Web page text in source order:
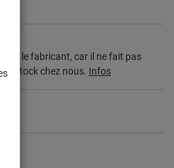
le fabricant, car il ne fait pas
stock chez nous. Infos